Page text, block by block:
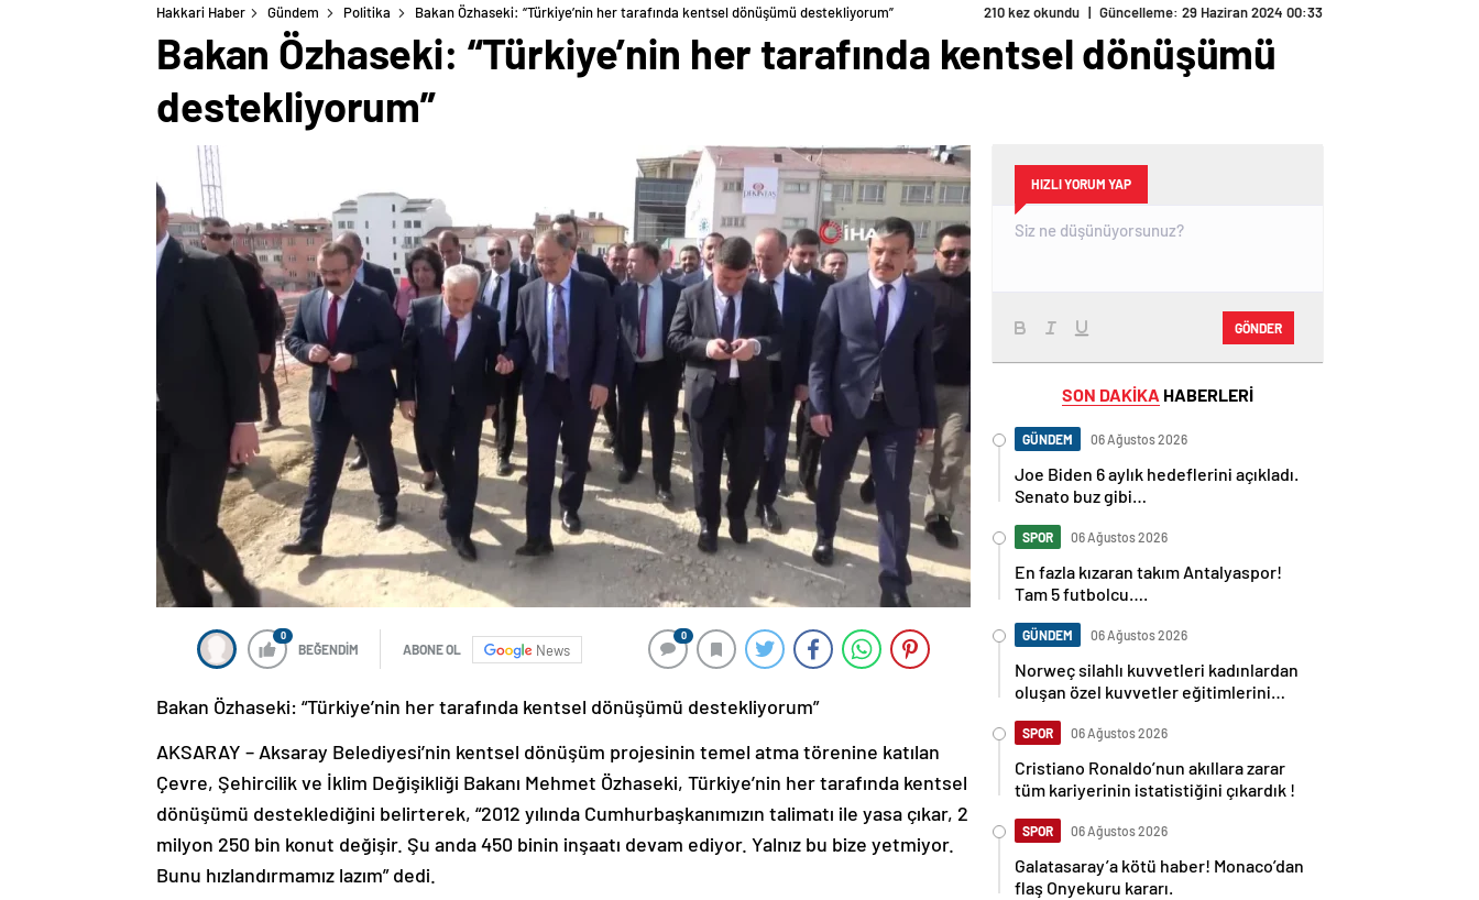
Hakkari Haber Gündem Politika Bakan Özhaseki: “Türkiye’nin her tarafında kentsel dönüşümü destekliyorum” 210 kez okundu | Güncelleme: 29 Haziran 2024 00:33
Bakan Özhaseki: “Türkiye’nin her tarafında kentsel dönüşümü
destekliyorum”
0
BEĞENDİM ABONE OL News
0
Bakan Özhaseki: “Türkiye’nin her tarafında kentsel dönüşümü destekliyorum”
AKSARAY – Aksaray Belediyesi’nin kentsel dönüşüm projesinin temel atma törenine katılan
Çevre, Şehircilik ve İklim Değişikliği Bakanı Mehmet Özhaseki, Türkiye’nin her tarafında kentsel
dönüşümü desteklediğini belirterek, “2012 yılında Cumhurbaşkanımızın talimatı ile yasa çıkar, 2
milyon 250 bin konut değişir. Şu anda 450 binin inşaatı devam ediyor. Yalnız bu bize yetmiyor.
Bunu hızlandırmamız lazım” dedi.
HIZLI YORUM YAP
GÖNDER
SON DAKİKA HABERLERİ
GÜNDEM 06 Ağustos 2026
Joe Biden 6 aylık hedeflerini açıkladı.
Senato buz gibi…
SPOR 06 Ağustos 2026
En fazla kızaran takım Antalyaspor!
Tam 5 futbolcu….
GÜNDEM 06 Ağustos 2026
Norweç silahlı kuvvetleri kadınlardan
oluşan özel kuvvetler eğitimlerini
SPOR 06 Ağustos 2026
Cristiano Ronaldo’nun akıllara zarar
tüm kariyerinin istatistiğini çıkardık !
SPOR 06 Ağustos 2026
Galatasaray’a kötü haber! Monaco’dan
flaş Onyekuru kararı.